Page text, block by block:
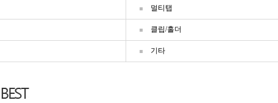
멀티탭
클립/홀더
기타